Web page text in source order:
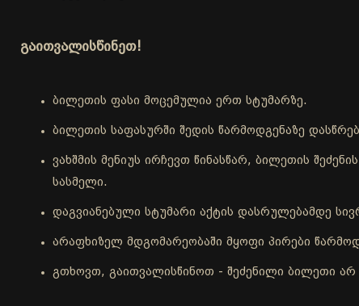
გაითვალისწინეთ!
ბილეთის ფასი მოცემულია ერთ სტუმარზე.
ბილეთის საფასურში შედის წარმოდგენაზე
ვახშმის მენიუს ირჩევთ წინასწარ, ბილეთის
სასმელი.
დაგვიანებული სტუმარი აქტის დასრულებამდე
არაფხიზელ მდგომარეობაში მყოფი პირები
გთხოვთ, გაითვალისწინოთ - შეძენილი ბილეთი არ